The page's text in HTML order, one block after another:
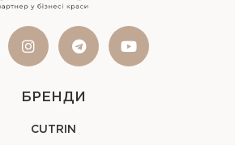
БРЕНДИ
CUTRIN